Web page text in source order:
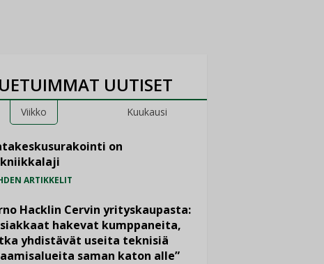
UUTISET
Viikko Kuukausi
on
ARTIKKELIT
Hacklin Cervin yrityskaupasta:
hakevat kumppaneita,
yhdistävät useita teknisiä
saman katon alle”